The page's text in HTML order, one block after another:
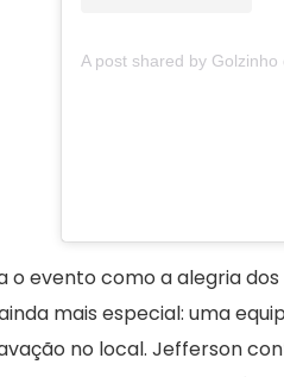
evento como a alegria
mais especial: uma
no local. Jefferson